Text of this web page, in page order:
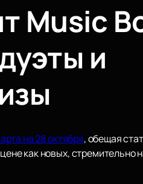
Music
и
на 28 октября, обещая
как новых, стремительно